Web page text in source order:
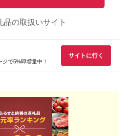
品の取扱いサイト
で5%即増量中！
サイトに行く